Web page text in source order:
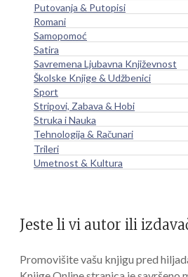
Putovanja & Putopisi
Romani
Samopomoć
Satira
Savremena Ljubavna Književnost
Školske Knjige & Udžbenici
Sport
Stripovi, Zabava & Hobi
Struka i Nauka
Tehnologija & Računari
Trileri
Umetnost & Kultura
Jeste li vi autor ili
Promovišite vašu knjigu pred